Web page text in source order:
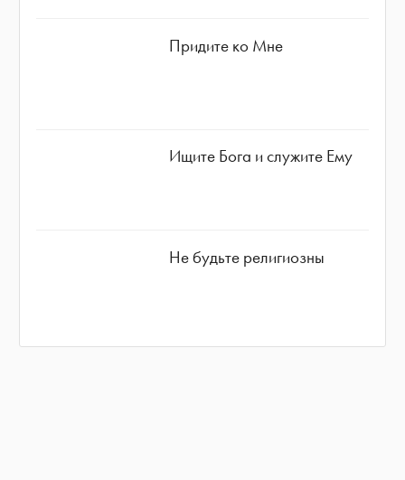
Придите ко Мне
Ищите Бога и служите Ему
Не будьте религиозны